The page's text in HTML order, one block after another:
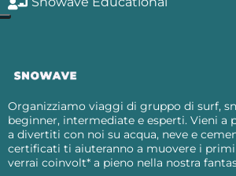
Organizziamo viaggi di gruppo di surf,
beginner, intermediate e esperti. Vieni a
a divertiti con noi su acqua, neve e
certificati ti aiuteranno a muovere i primi
verrai coinvolt* a pieno nella nostra